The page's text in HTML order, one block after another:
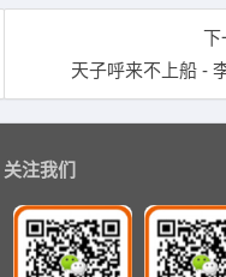
下
天子呼来不上船 -
关注我们